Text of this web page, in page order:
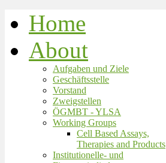
Home
About
Aufgaben und Ziele
Geschäftsstelle
Vorstand
Zweigstellen
ÖGMBT - YLSA
Working Groups
Cell Based Assays,
Therapies and Products
Institutionelle- und